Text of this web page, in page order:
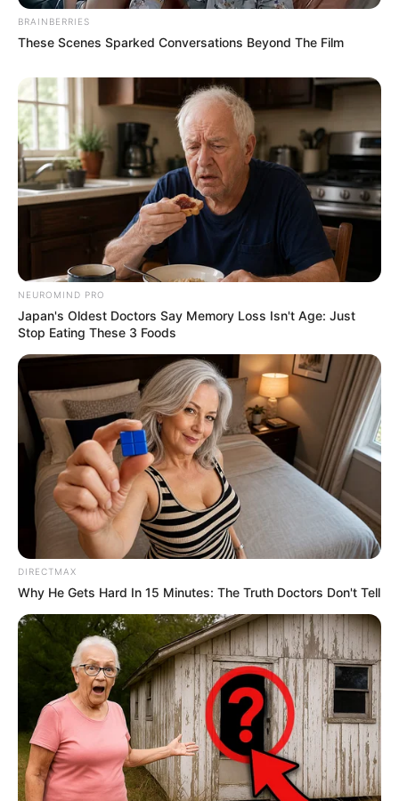
BRAINBERRIES
These Scenes Sparked Conversations Beyond The Film
NEUROMIND PRO
Japan's Oldest Doctors Say Memory Loss Isn't Age: Just
Stop Eating These 3 Foods
DIRECTMAX
Why He Gets Hard In 15 Minutes: The Truth Doctors Don't Tell